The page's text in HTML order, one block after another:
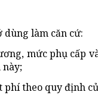
làm căn cứ:
mức phụ cấp
phí theo quy định